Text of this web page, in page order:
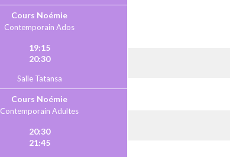
Cours Noémie
Contemporain Ados
19:15
20:30
Salle Tatansa
Cours Noémie
Contemporain Adultes
20:30
21:45